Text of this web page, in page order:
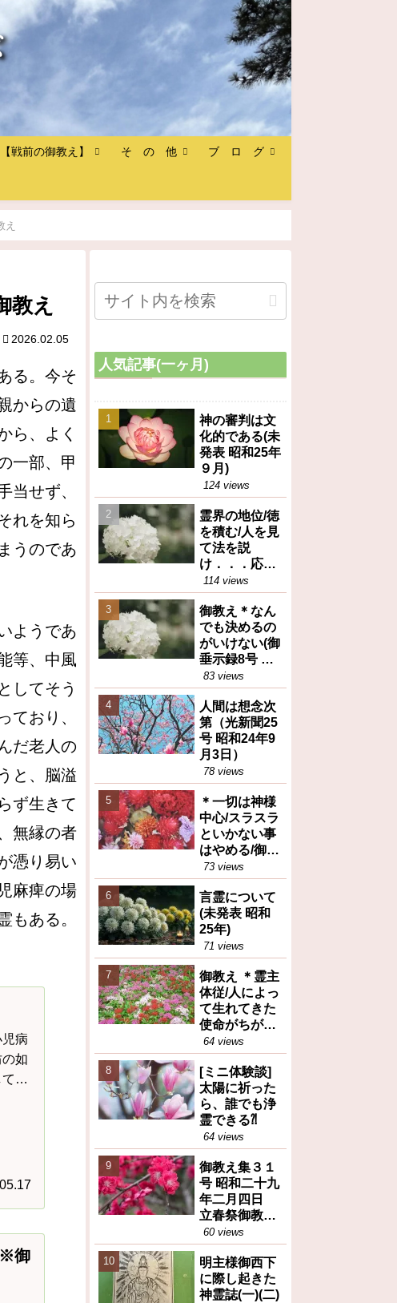
【戦前の御教え】 そ の 他 ブ ロ グ
え
教え
2026.02.05
る。今そ
からの遺
ら、よく
一部、甲
当せず、
れを知ら
うのであ
ようであ
等、中風
してそう
ており、
だ老人の
と、脳溢
ず生きて
無縁の者
憑り易い
麻痺の場
もある。
病
如
只
※御
人気記事(一ヶ月)
神の審判は文
化的である(未
発表 昭和25年
９月)
124 views
霊界の地位/徳
を積む/人を見
て法を説
け．．．応身
（御垂示録16
号昭和27年12
月1日④）
114 views
御教え＊なん
でも決めるの
がいけない(御
垂示録8号 昭
和27年4月1日
②)
83 views
人間は想念次
第（光新聞25
号 昭和24年9
月3日）
78 views
＊一切は神様
中心/スラスラ
といかない事
はやめる/御任
せ（御垂示録
16号昭和27年
12月1日①）
73 views
言霊について
(未発表 昭和
25年)
71 views
御教え ＊霊主
体従/人によっ
て生れてきた
使命がちがう
(御教え集27号
昭和28年10月
6日③)
64 views
[ミニ体験談]
太陽に祈った
ら、誰でも浄
霊できる⁈
64 views
御教え集３１
号 昭和二十九
年二月四日
立春祭御教え
※人間が善と
か悪とか決め
るのは大変な
間違い等
60 views
明主様御西下
に際し起きた
神霊誌(一)(二)